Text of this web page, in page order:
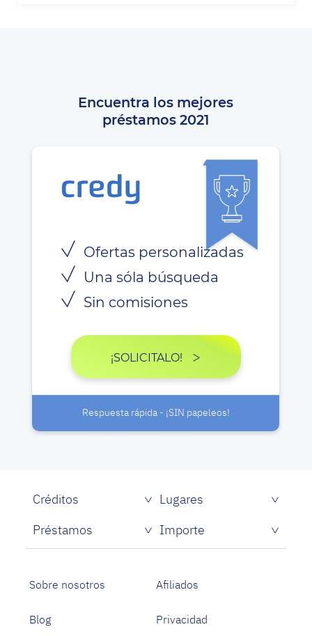
Encuentra los mejores
préstamos 2021
Ofertas personalizadas
Una sóla búsqueda
Sin comisiones
¡SOLICITALO!
Respuesta rápida - ¡SIN papeleos!
Créditos
Lugares
Préstamos
Importe
Sobre nosotros Afiliados
Blog Privacidad